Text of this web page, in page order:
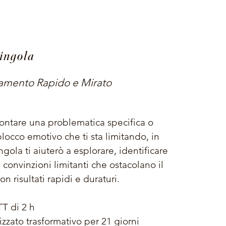
Rapido e Mirato
una problematica specifica o
emotivo che ti sta limitando, in
ti aiuterò a esplorare, identificare
convinzioni limitanti che ostacolano il
risultati rapidi e duraturi.
di 2 h
trasformativo per 21 giorni